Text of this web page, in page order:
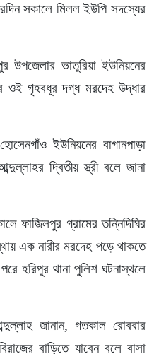
সকালে মিলল ইউপি সদস্যের
উপজেলার ভাতুরিয়া ইউনিয়নের
ওই গৃহবধূর দগ্ধ মরদেহ উদ্ধার
ইউনিয়নের বাগানপাড়া
দ্বিতীয় স্ত্রী বলে জানা
ফাজিলপুর গ্রামের তন্নিদিঘির
এক নারীর মরদেহ পড়ে থাকতে
হরিপুর থানা পুলিশ ঘটনাস্থলে
জানান, গতকাল রোববার
বাড়িতে যাবেন বলে বাসা